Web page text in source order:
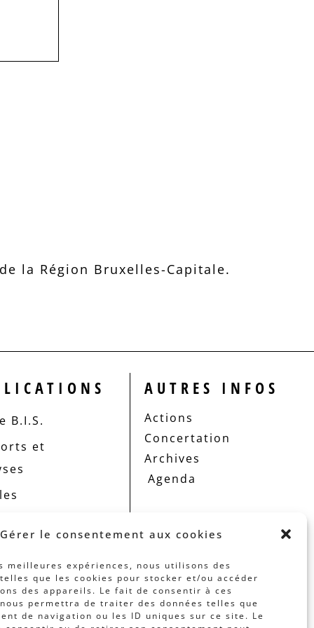
Gérer le consentement aux cookies
meilleures expériences, nous utilisons des
que les cookies pour stocker et/ou accéder
des appareils. Le fait de consentir à ces
permettra de traiter des données telles que
de navigation ou les ID uniques sur ce site. Le
la Région Bruxelles-Capitale.
B.I.S.
et
AUTRES INFOS
Actions
Concertation
Archives
Agenda